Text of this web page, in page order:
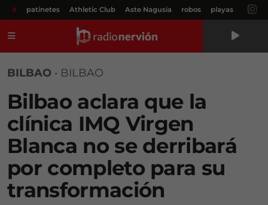
# patinetes Athletic Club Aste Nagusia robos playas
BILBAO • BILBAO
Bilbao aclara que la
clínica IMQ Virgen
Blanca no se derribará
por completo para su
transformación